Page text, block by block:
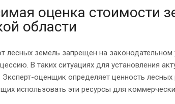
оценка стоимости
области
лесных земель запрещен на
В таких ситуациях для установления
оценщик определяет ценность лесных
использовать эти ресурсы для